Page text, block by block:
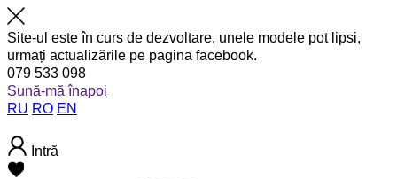
Site-ul este în curs de dezvoltare, unele modele pot lipsi,
urmați actualizările pe pagina facebook.
079 533 098
Sună-mă înapoi
RU RO EN
Intră